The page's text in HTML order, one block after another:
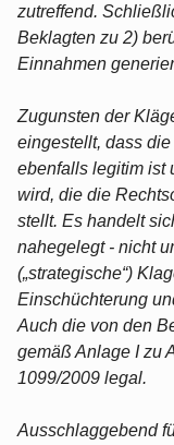
zutreffend.
Beklagten zu 2)
Einnahmen
Zugunsten der
eingestellt, dass
ebenfalls legitim ist
wird, die die
stellt. Es handelt
nahegelegt - nicht
(„strategische“)
Einschüchterung
Auch die von den
gemäß Anlage I zu
1099/2009 legal.
Ausschlaggebend